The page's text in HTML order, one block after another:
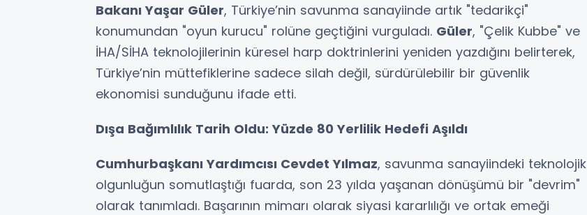
Bakanı Yaşar Güler, Türkiye’nin savunma sanayiinde artık "tedarikçi"
konumundan "oyun kurucu" rolüne geçtiğini vurguladı. Güler, "Çelik Kubbe" ve
İHA/SİHA teknolojilerinin küresel harp doktrinlerini yeniden yazdığını belirterek,
Türkiye’nin müttefiklerine sadece silah değil, sürdürülebilir bir güvenlik
ekonomisi sunduğunu ifade etti.
Dışa Bağımlılık Tarih Oldu: Yüzde 80 Yerlilik Hedefi Aşıldı
Cumhurbaşkanı Yardımcısı Cevdet Yılmaz, savunma sanayiindeki teknolojik
olgunluğun somutlaştığı fuarda, son 23 yılda yaşanan dönüşümü bir "devrim"
olarak tanımladı. Başarının mimarı olarak siyasi kararlılığı ve ortak emeği